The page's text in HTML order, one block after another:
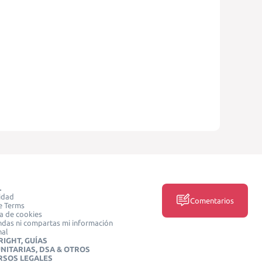
Terms
de cookies
ni compartas mi información
GUÍAS
DSA & OTROS
LEGALES
Comentarios